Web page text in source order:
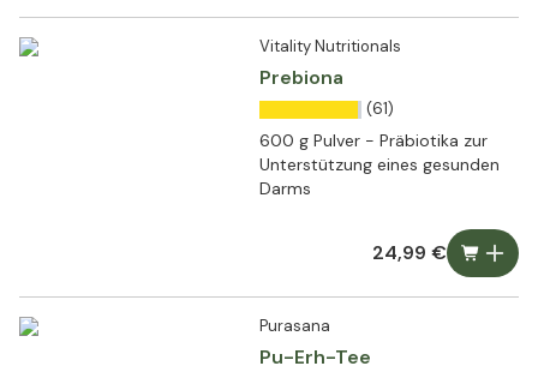
Vitality Nutritionals
Prebiona
(61)
600 g Pulver - Präbiotika zur
Unterstützung eines gesunden
Darms
24,99 €
Purasana
Pu-Erh-Tee